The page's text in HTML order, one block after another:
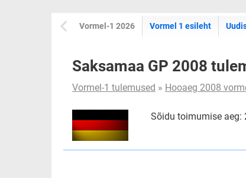
Vormel-1 2026 Vormel 1 esileht
Saksamaa GP 2008
Vormel-1 tulemused » Hooaeg 2008
Sõidu toimumise aeg: